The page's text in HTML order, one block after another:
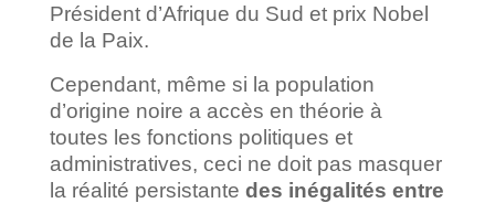
Président d’Afrique du Sud et prix Nobel
de la Paix.
Cependant, même si la population
d’origine noire a accès en théorie à
toutes les fonctions politiques et
administratives, ceci ne doit pas masquer
la réalité persistante des inégalités entre